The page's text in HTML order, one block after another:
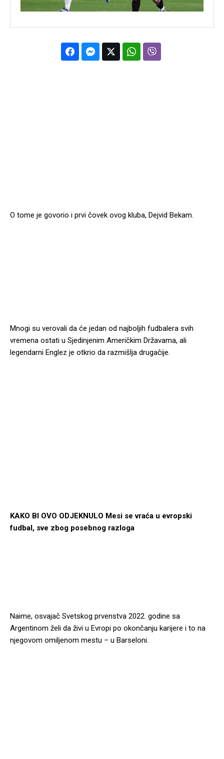
O tome je govorio i prvi čovek ovog kluba, Dejvid Bekam.
Mnogi su verovali da će jedan od najboljih fudbalera svih
vremena ostati u Sjedinjenim Američkim Državama, ali
legendarni Englez je otkrio da razmišlja drugačije.
KAKO BI OVO ODJEKNULO Mesi se vraća u evropski
fudbal, sve zbog posebnog razloga
Naime, osvajač Svetskog prvenstva 2022. godine sa
Argentinom želi da živi u Evropi po okončanju karijere i to na
njegovom omiljenom mestu – u Barseloni.